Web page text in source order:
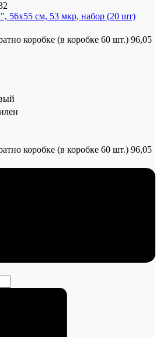
56x55 см, 53 мкр, набор (20 шт)
коробке (в коробке 60 шт.) 96,05
коробке (в коробке 60 шт.) 96,05